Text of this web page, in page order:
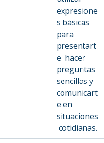
expresione
s básicas
para
presentart
e, hacer
preguntas
sencillas y
comunicart
e en
situaciones
cotidianas.